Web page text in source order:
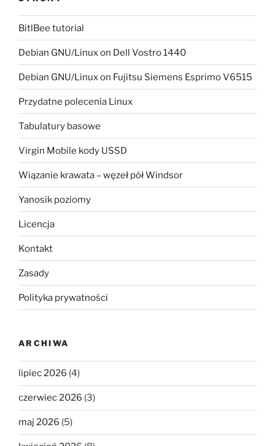
BitlBee tutorial
Debian GNU/Linux on Dell Vostro 1440
Debian GNU/Linux on Fujitsu Siemens Esprimo V6515
Przydatne polecenia Linux
Tabulatury basowe
Virgin Mobile kody USSD
Wiązanie krawata – węzeł pół Windsor
Yanosik poziomy
Licencja
Kontakt
Zasady
Polityka prywatności
ARCHIWA
lipiec 2026 (4)
czerwiec 2026 (3)
maj 2026 (5)